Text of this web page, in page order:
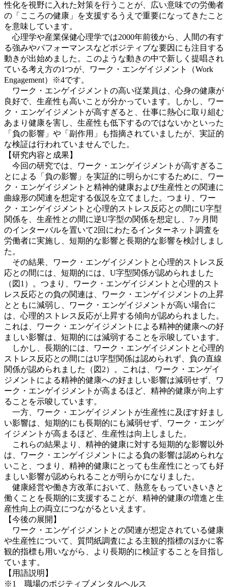
性化を視野に入れた対策を行うことが、広い意味での労働者
の「こころの健康」を支援するうえで重要になってきたこと
を意味しています。
心理学や産業保健心理学では2000年前後から、人間の有す
る強みやパフォーマンスなどポジティブな要因にも注目する
動きが出始めました。このような動きの中で新しく提唱され
ている考え方の1つが、ワーク・エンゲイジメント（Work
Engagement）※4です。
ワーク・エンゲイジメントの高い従業員は、心身の健康が
良好で、生産性も高いことが分かっています。しかし、ワー
ク・エンゲイジメントが高すぎると、仕事に熱心に取り組む
あまり健康を害し、生産性も低下するのではないかといった
「負の影響」や「副作用」も指摘されていましたが、実証的
な検証は行われていませんでした。
【研究内容と成果】
今回の研究では、ワーク・エンゲイジメントが高すぎるこ
とによる「負の影響」を実証的に明らかにするために、ワー
ク・エンゲイジメントと精神的健康および生産性との関連に
曲線形の関連を想定する仮説を立てました。つまり、ワー
ク・エンゲイジメントと心理的ストレス反応との間にU字型
関係を、生産性との間に逆U字型の関係を想定し、7ヶ月間
のインターバルを置いて2回にわたるインターネット調査を
労働者に実施し、短期的な影響と長期的な影響を検討しまし
た。
その結果、ワーク・エンゲイジメントと心理的ストレス反
応との間には、短期的には、U字型関係が認められました
（図1）。つまり、ワーク・エンゲイジメントと心理的スト
レス反応との負の関連は、ワーク・エンゲイジメントの上昇
とともに減弱し、ワーク・エンゲイジメントが高い場合に
は、心理的ストレス反応が上昇する傾向が認められました。
これは、ワーク・エンゲイジメントによる精神的健康への好
ましい影響は、短期的には減弱することを示唆しています。
しかし、長期的には、ワーク・エンゲイジメントと心理的
ストレス反応との間にはU字型関係は認められず、負の直線
関係が認められました（図2）。これは、ワーク・エンゲイ
ジメントによる精神的健康への好ましい影響は減弱せず、ワ
ーク・エンゲイジメントが高まるほど、精神的健康が向上す
ることを示唆しています。
一方、ワーク・エンゲイジメントが生産性に及ぼす好まし
い影響は、短期的にも長期的にも減弱せず、ワーク・エンゲ
イジメントが高まるほど、生産性は向上しました。
これらの結果より、精神的健康に対する短期的な影響以外
は、ワーク・エンゲイジメントによる負の影響は認められな
いこと、つまり、精神的健康にとっても生産性にとっても好
ましい影響が認められることが明らかになりました。
健康経営や働き方改革において、熱意をもっていきいきと
働くことを長期的に支援することが、精神的健康の増進と生
産性向上の両立につながるといえます。
【今後の展開】
ワーク・エンゲイジメントとの関連が想定されている健康
や生産性について、質問紙調査による主観的指標のほかに客
観的指標も用いながら、より長期的に検証することを目指し
ています。
【用語説明】
※1 職場のポジティブメンタルヘルス